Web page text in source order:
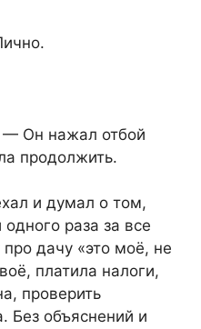
Он нажал отбой
продолжить.
и думал о том,
раза за все
дачу «это моё, не
платила налоги,
проверить
Без объяснений и